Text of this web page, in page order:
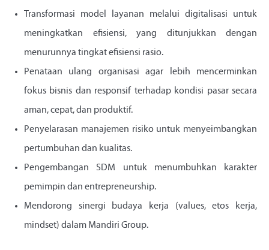
Transformasi model layanan melalui digitalisasi untuk
meningkatkan efisiensi, yang ditunjukkan dengan
menurunnya tingkat efisiensi rasio.
Penataan ulang organisasi agar lebih mencerminkan
fokus bisnis dan responsif terhadap kondisi pasar secara
aman, cepat, dan produktif.
Penyelarasan manajemen risiko untuk menyeimbangkan
pertumbuhan dan kualitas.
Pengembangan SDM untuk menumbuhkan karakter
pemimpin dan entrepreneurship.
Mendorong sinergi budaya kerja (values, etos kerja,
mindset) dalam Mandiri Group.